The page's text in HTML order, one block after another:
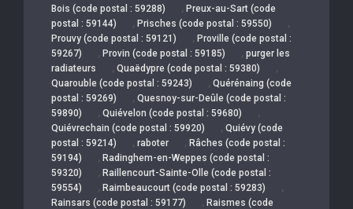
Bois (code postal : 59288)
, Preux-au-Sart (code
postal : 59144)
, Prisches (code postal : 59550) ,
Prouvy (code postal : 59121) , Proville (code postal :
59267)
, Provin (code postal : 59185) , purger les
radiateurs
, Quaëdypre (code postal : 59380) ,
Quarouble (code postal : 59243) , Quérénaing (code
postal : 59269)
, Quesnoy-sur-Deûle (code postal :
59890)
, Quiévelon (code postal : 59680) ,
Quiévrechain (code postal : 59920) , Quiévy (code
postal : 59214)
, raboter , Râches (code postal :
59194)
, Radinghem-en-Weppes (code postal :
59320)
, Raillencourt-Sainte-Olle (code postal :
59554)
, Raimbeaucourt (code postal : 59283) ,
Rainsars (code postal : 59177) , Raismes (code